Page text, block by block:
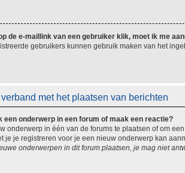
de e-maillink van een gebruiker klik, moet ik me
gebruikers kunnen gebruik maken van het
met het plaatsen van berichten
een onderwerp in een forum of maak een reactie?
onderwerp in één van de forums te plaatsen of om
je je registreren voor je een nieuw onderwerp kan
onderwerpen in dit forum plaatsen, je mag niet